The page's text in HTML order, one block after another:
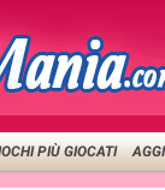
PIÙ GIOCATI